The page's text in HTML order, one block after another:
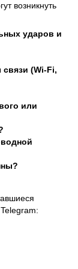
возникнуть
ударов и
(Wi-Fi,
или